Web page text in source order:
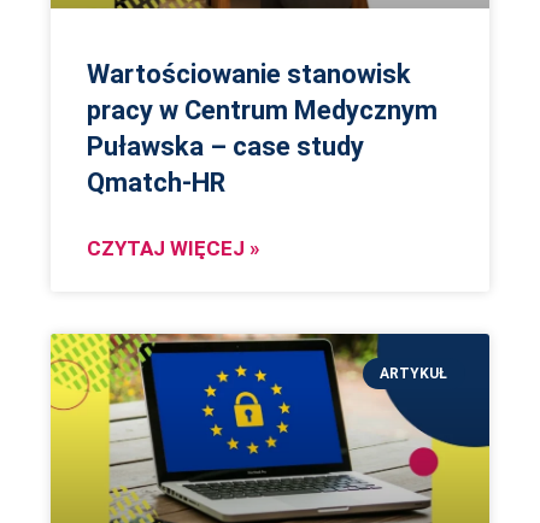
Wartościowanie stanowisk
pracy w Centrum Medycznym
Puławska – case study
Qmatch-HR
CZYTAJ WIĘCEJ »
ARTYKUŁ